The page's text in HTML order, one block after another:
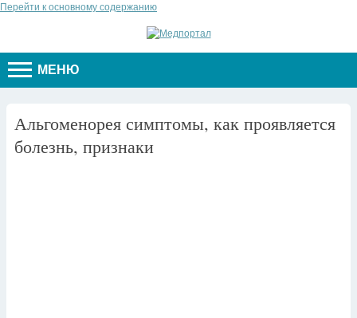
Перейти к основному содержанию
МЕНЮ
Альгоменорея симптомы, как проявляется
болезнь, признаки